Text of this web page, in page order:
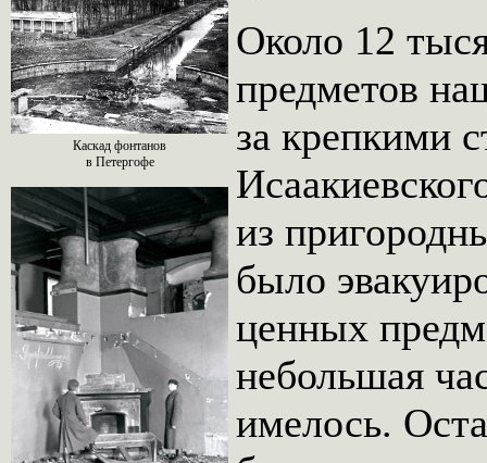
Каскад фонтанов
в Петергофе
Около 12
предметов
за крепкими
из
было
ценных
небольшая
имелось.